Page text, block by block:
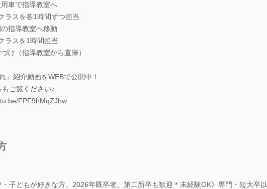
車で指導教室へ
ラスを各1時間ずつ担当
指導教室へ移動
ラスを1時間担当
け（指導教室から直帰）
」紹介動画をWEBで公開中！
ご覧ください♪
FPF9hMqZJhw
・子どもが好きな方、2026年既卒者、第二新卒も歓迎＊未経験OK》専門・短大卒以